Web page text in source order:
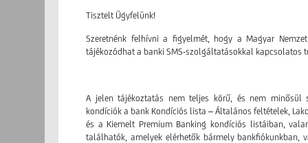
Tisztelt Ügyfelünk!
Szeretnénk felhívni a figyelmét, hogy a Magyar
tájékozódhat a banki SMS-szolgáltatásokkal kapcsolatos
A jelen tájékoztatás nem teljes körű, és nem minősül
kondíciók a bank Kondíciós lista – Általános feltételek,
és a Kiemelt Premium Banking kondíciós listáiban,
találhatók, amelyek elérhetők bármely bankfiókunkban,